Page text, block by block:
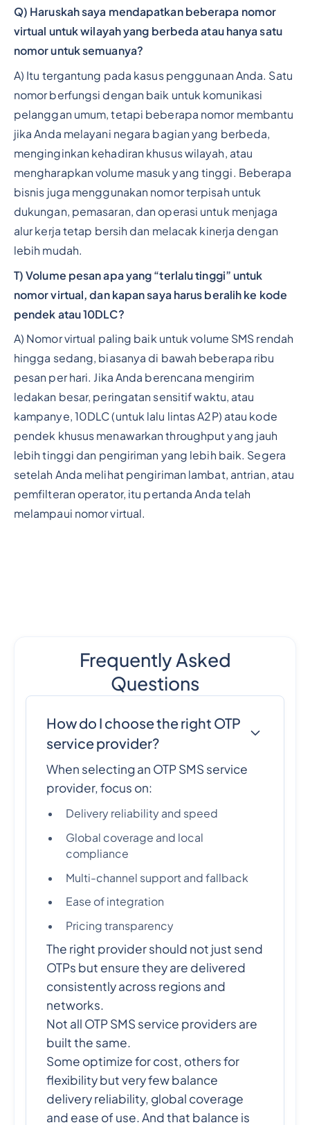
Q) Haruskah saya mendapatkan beberapa nomor
virtual untuk wilayah yang berbeda atau hanya satu
nomor untuk semuanya?
A) Itu tergantung pada kasus penggunaan Anda. Satu
nomor berfungsi dengan baik untuk komunikasi
pelanggan umum, tetapi beberapa nomor membantu
jika Anda melayani negara bagian yang berbeda,
menginginkan kehadiran khusus wilayah, atau
mengharapkan volume masuk yang tinggi. Beberapa
bisnis juga menggunakan nomor terpisah untuk
dukungan, pemasaran, dan operasi untuk menjaga
alur kerja tetap bersih dan melacak kinerja dengan
lebih mudah.
T) Volume pesan apa yang “terlalu tinggi” untuk
nomor virtual, dan kapan saya harus beralih ke kode
pendek atau 10DLC?
A) Nomor virtual paling baik untuk volume SMS rendah
hingga sedang, biasanya di bawah beberapa ribu
pesan per hari. Jika Anda berencana mengirim
ledakan besar, peringatan sensitif waktu, atau
kampanye, 10DLC (untuk lalu lintas A2P) atau kode
pendek khusus menawarkan throughput yang jauh
lebih tinggi dan pengiriman yang lebih baik. Segera
setelah Anda melihat pengiriman lambat, antrian, atau
pemfilteran operator, itu pertanda Anda telah
melampaui nomor virtual.
Frequently Asked
Questions
How do I choose the right OTP
service provider?
When selecting an OTP SMS service
provider, focus on:
Delivery reliability and speed
Global coverage and local
compliance
Multi-channel support and fallback
Ease of integration
Pricing transparency
The right provider should not just send
OTPs but ensure they are delivered
consistently across regions and
networks.
Not all OTP SMS service providers are
built the same.
Some optimize for cost, others for
flexibility but very few balance
delivery reliability, global coverage
and ease of use. And that balance is